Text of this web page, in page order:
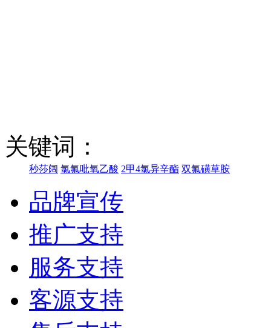
关键词：
秒莎阔 氯氟吡氧乙酸 2甲4氯异辛酯 双氟磺草胺
品牌宣传
推广支持
服务支持
客源支持